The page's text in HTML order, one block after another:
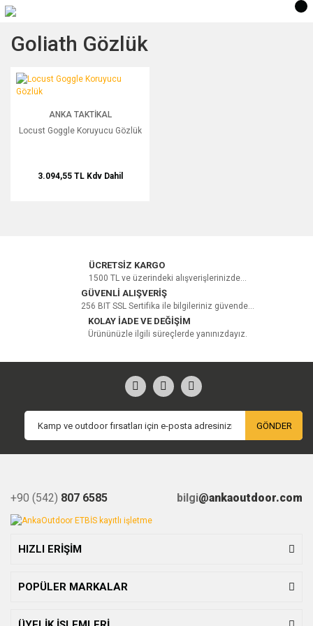
Goliath Gözlük
Locust Goggle Koruyucu Gözlük
ANKA TAKTIKAL
Locust Goggle Koruyucu Gözlük
3.094,55 TL Kdv Dahil
ÜCRETSİZ KARGO
1500 TL ve üzerindeki alışverişlerinizde...
GÜVENLİ ALIŞVERİŞ
256 BIT SSL Sertifika ile bilgileriniz güvende...
KOLAY İADE VE DEĞİŞİM
Ürününüzle ilgili süreçlerde yanınızdayız.
GÖNDER
+90 (542) 807 6585 bilgi@ankaoutdoor.com
HIZLI ERİŞİM
POPÜLER MARKALAR